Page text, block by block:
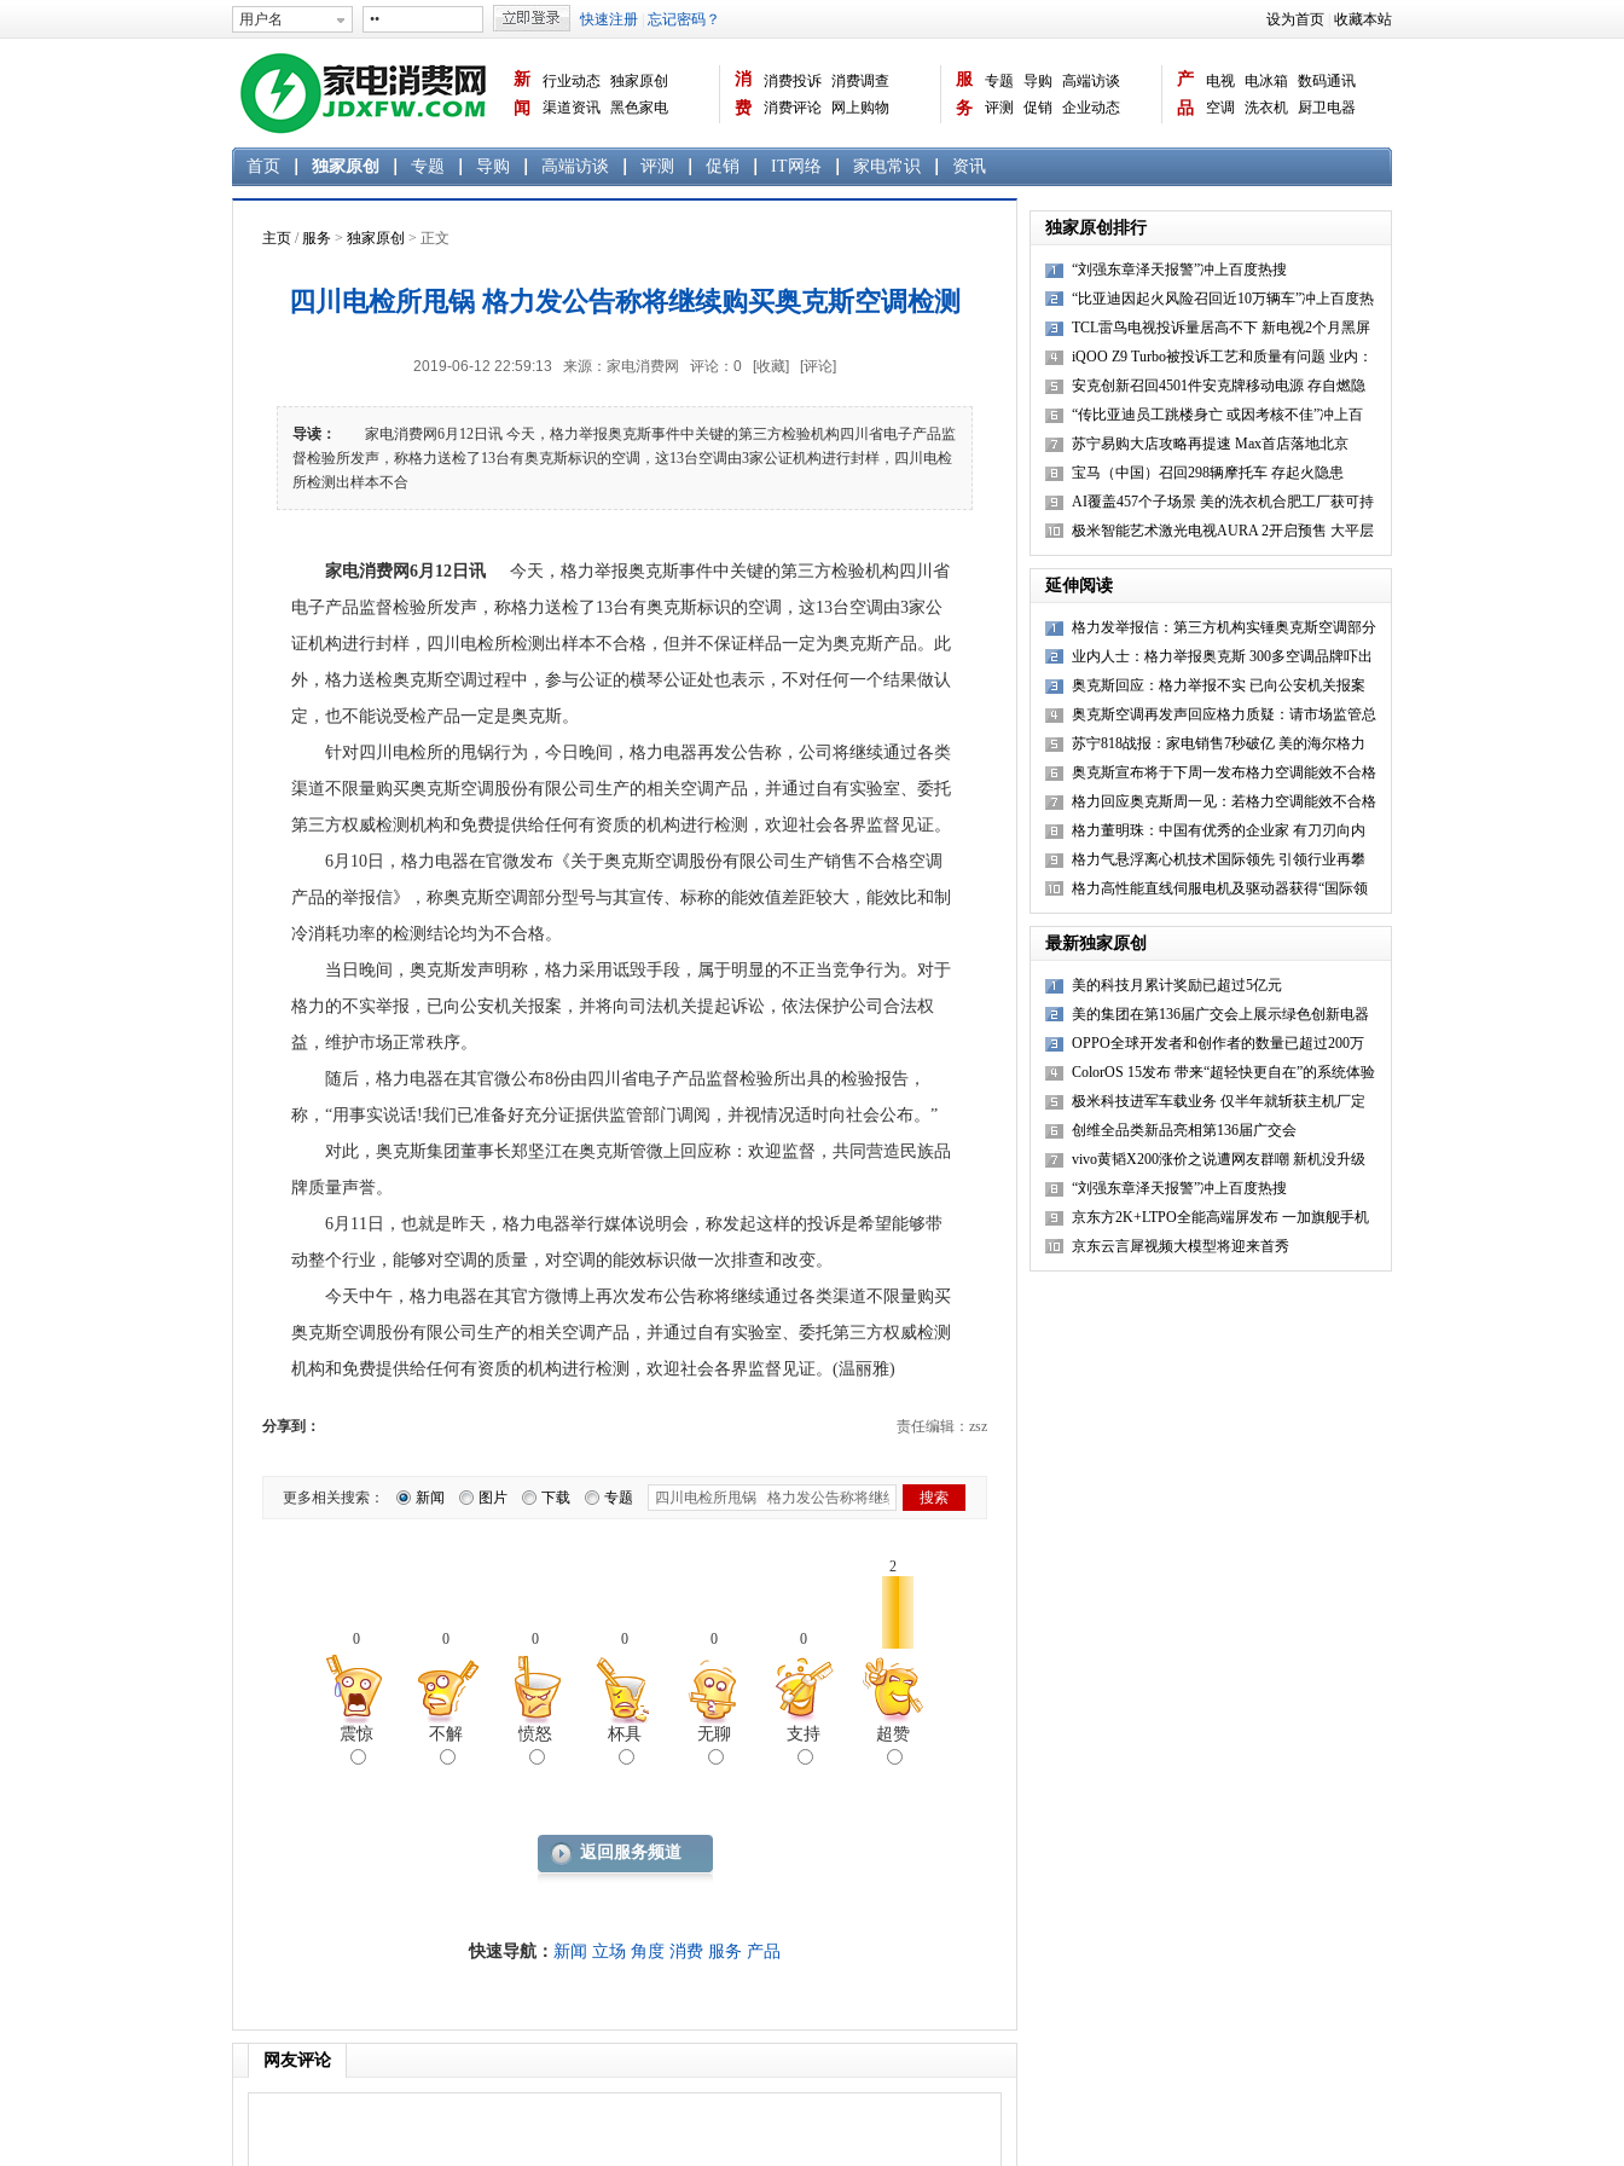
设为首页 收藏本站
新
闻
行业动态 独家原创
渠道资讯 黑色家电
消
费
消费投诉 消费调查
消费评论
网上购物
曝光台 品牌关注
服
务
专题 导购
高端访谈
评测
促销 企业动态
产
品
电视 电冰箱 数码通讯
空调
洗衣机
厨卫电器
首页 独家原创 专题 导购 高端访谈 评测 促销 IT网络 家电常识 资讯
主页 / 服务 > 独家原创 > 正文
四川电检所甩锅 格力发公告称将继续购买奥克斯空调检测
2019-06-12 22:59:13 来源：家电消费网 评论： 0 [收藏] [评论]
导读：
家电消费网6月12日讯 今天，格力举报奥克斯事件中关键的第三方检验机构四川省电子产品监
督检验所发声，称格力送检了13台有奥克斯标识的空调，这13台空调由3家公证机构进行封样，四川电检
所检测出样本不合
家电消费网6月12日讯
今天，格力举报奥克斯事件中关键的第三方检验机构四川省
电子产品监督检验所发声，称格力送检了13台有奥克斯标识的空调，这13台空调由3家公
证机构进行封样，四川电检所检测出样本不合格，但并不保证样品一定为奥克斯产品。此
外，格力送检奥克斯空调过程中，参与公证的横琴公证处也表示，不对任何一个结果做认
定，也不能说受检产品一定是奥克斯。
针对四川电检所的甩锅行为，今日晚间，格力电器再发公告称，公司将继续通过各类
渠道不限量购买奥克斯空调股份有限公司生产的相关空调产品，并通过自有实验室、委托
第三方权威检测机构和免费提供给任何有资质的机构进行检测，欢迎社会各界监督见证。 ​​​​
6月10日，格力电器在官微发布《关于奥克斯空调股份有限公司生产销售不合格空调
产品的举报信》，称奥克斯空调部分型号与其宣传、标称的能效值差距较大，能效比和制
冷消耗功率的检测结论均为不合格。
当日晚间，奥克斯发声明称，格力采用诋毁手段，属于明显的不正当竞争行为。对于
格力的不实举报，已向公安机关报案，并将向司法机关提起诉讼，依法保护公司合法权
益，维护市场正常秩序。
随后，格力电器在其官微公布8份由四川省电子产品监督检验所出具的检验报告，
称，“用事实说话!我们已准备好充分证据供监管部门调阅，并视情况适时向社会公布。”
对此，奥克斯集团董事长郑坚江在奥克斯管微上回应称：欢迎监督，共同营造民族品
牌质量声誉。
6月11日，也就是昨天，格力电器举行媒体说明会，称发起这样的投诉是希望能够带
动整个行业，能够对空调的质量，对空调的能效标识做一次排查和改变。
今天中午，格力电器在其官方微博上再次发布公告称将继续通过各类渠道不限量购买
奥克斯空调股份有限公司生产的相关空调产品，并通过自有实验室、委托第三方权威检测
机构和免费提供给任何有资质的机构进行检测，欢迎社会各界监督见证。(温丽雅)
分享到： 责任编辑：zsz
更多相关搜索： 新闻 图片 下载 专题
0
震惊
0
不解
0
愤怒
0
杯具
0
无聊
0
支持
2
超赞
返回服务频道
快速导航： 新闻 立场 角度 消费 服务 产品
网友评论
独家原创排行
“刘强东章泽天报警”冲上百度热搜
“比亚迪因起火风险召回近10万辆车”冲上百度热
搜
TCL雷鸟电视投诉量居高不下 新电视2个月黑屏
问题频现
iQOO Z9 Turbo被投诉工艺和质量有问题 业内：
慎买子品
安克创新召回4501件安克牌移动电源 存自燃隐
患
“传比亚迪员工跳楼身亡 或因考核不佳”冲上百
度热搜
苏宁易购大店攻略再提速 Max首店落地北京
宝马（中国）召回298辆摩托车 存起火隐患
AI覆盖457个子场景 美的洗衣机合肥工厂获可持
续灯塔工厂
极米智能艺术激光电视AURA 2开启预售 大平层
首选电视
延伸阅读
格力发举报信：第三方机构实锤奥克斯空调部分
能效虚标
业内人士：格力举报奥克斯 300多空调品牌吓出
一身冷汗
奥克斯回应：格力举报不实 已向公安机关报案
奥克斯空调再发声回应格力质疑：请市场监管总
局派机构督查
苏宁818战报：家电销售7秒破亿 美的海尔格力
海信销售超十
奥克斯宣布将于下周一发布格力空调能效不合格
拆解视频
格力回应奥克斯周一见：若格力空调能效不合格
应及时举报
格力董明珠：中国有优秀的企业家 有刀刃向内
的勇气
格力气悬浮离心机技术国际领先 引领行业再攀
节能高峰
格力高性能直线伺服电机及驱动器获得“国际领
先”
最新独家原创
美的科技月累计奖励已超过5亿元
美的集团在第136届广交会上展示绿色创新电器
OPPO全球开发者和创作者的数量已超过200万
ColorOS 15发布 带来“超轻快更自在”的系统体验
极米科技进军车载业务 仅半年就斩获主机厂定
点
创维全品类新品亮相第136届广交会
vivo黄韬X200涨价之说遭网友群嘲 新机没升级
多少
“刘强东章泽天报警”冲上百度热搜
京东方2K+LTPO全能高端屏发布 一加旗舰手机
使用
京东云言犀视频大模型将迎来首秀